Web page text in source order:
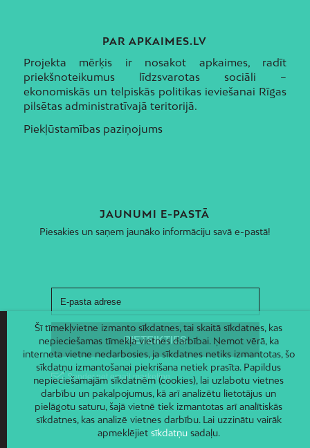
PAR APKAIMES.LV
Projekta mērķis ir nosakot apkaimes, radīt
priekšnoteikumus līdzsvarotas sociāli –
ekonomiskās un telpiskās politikas ieviešanai Rīgas
pilsētas administratīvajā teritorijā.
Piekļūstamības paziņojums
JAUNUMI E-PASTĀ
Piesakies un saņem jaunāko informāciju savā e-pastā!
Šī tīmekļvietne izmanto sīkdatnes, tai skaitā sīkdatnes, kas
nepieciešamas tīmekļa vietnes darbībai. Ņemot vērā, ka
interneta vietne nedarbosies, ja sīkdatnes netiks izmantotas, šo
sīkdatņu izmantošanai piekrišana netiek prasīta. Papildus
nepieciešamajām sīkdatnēm (cookies), lai uzlabotu vietnes
darbību un pakalpojumus, kā arī analizētu lietotājus un
pielāgotu saturu, šajā vietnē tiek izmantotas arī analītiskās
sīkdatnes, kas analizē vietnes darbību. Lai uzzinātu vairāk
apmeklējiet sīkdatņusadaļu.